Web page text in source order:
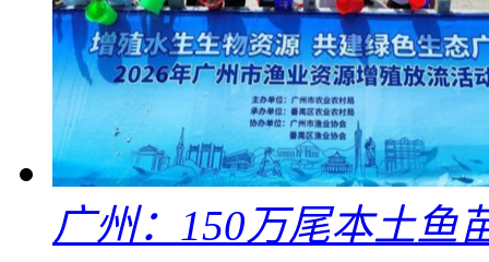
广州：150万尾本土鱼